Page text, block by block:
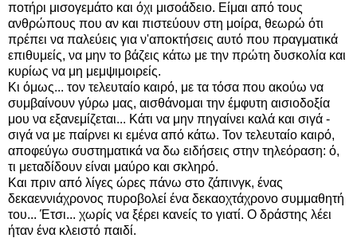
ποτήρι μισογεμάτο και όχι μισοάδειο. Είμαι από τους
ανθρώπους που αν και πιστεύουν στη μοίρα, θεωρώ ότι
πρέπει να παλεύεις για ν'αποκτήσεις αυτό που πραγματικά
επιθυμείς, να μην το βάζεις κάτω με την πρώτη δυσκολία και
κυρίως να μη μεμψιμοιρείς.
Κι όμως... τον τελευταίο καιρό, με τα τόσα που ακούω να
συμβαίνουν γύρω μας, αισθάνομαι την έμφυτη αισιοδοξία
μου να εξανεμίζεται... Κάτι να μην πηγαίνει καλά και σιγά -
σιγά να με παίρνει κι εμένα από κάτω. Τον τελευταίο καιρό,
αποφεύγω συστηματικά να δω ειδήσεις στην τηλεόραση: ό,
τι μεταδίδουν είναι μαύρο και σκληρό.
Και πριν από λίγες ώρες πάνω στο ζάπινγκ, ένας
δεκαεννιάχρονος πυροβολεί ένα δεκαοχτάχρονο συμμαθητή
του... Έτσι... χωρίς να ξέρει κανείς το γιατί. Ο δράστης λέει
ήταν ένα κλειστό παιδί.